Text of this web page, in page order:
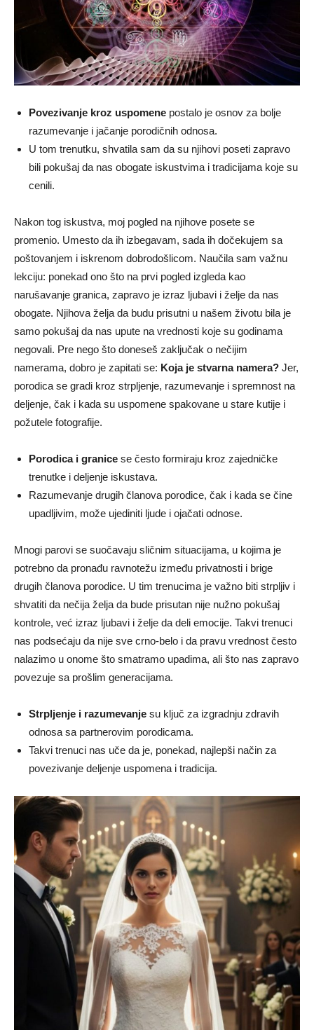
Povezivanje kroz uspomene postalo je osnov za bolje
razumevanje i jačanje porodičnih odnosa.
U tom trenutku, shvatila sam da su njihovi poseti zapravo
bili pokušaj da nas obogate iskustvima i tradicijama koje su
cenili.
Nakon tog iskustva, moj pogled na njihove posete se
promenio. Umesto da ih izbegavam, sada ih dočekujem sa
poštovanjem i iskrenom dobrodošlicom. Naučila sam važnu
lekciju: ponekad ono što na prvi pogled izgleda kao
narušavanje granica, zapravo je izraz ljubavi i želje da nas
obogate. Njihova želja da budu prisutni u našem životu bila je
samo pokušaj da nas upute na vrednosti koje su godinama
negovali. Pre nego što doneseš zaključak o nečijim
namerama, dobro je zapitati se: Koja je stvarna namera? Jer,
porodica se gradi kroz strpljenje, razumevanje i spremnost na
deljenje, čak i kada su uspomene spakovane u stare kutije i
požutele fotografije.
Porodica i granice se često formiraju kroz zajedničke
trenutke i deljenje iskustava.
Razumevanje drugih članova porodice, čak i kada se čine
upadljivim, može ujediniti ljude i ojačati odnose.
Mnogi parovi se suočavaju sličnim situacijama, u kojima je
potrebno da pronađu ravnotežu između privatnosti i brige
drugih članova porodice. U tim trenucima je važno biti strpljiv i
shvatiti da nečija želja da bude prisutan nije nužno pokušaj
kontrole, već izraz ljubavi i želje da deli emocije. Takvi trenuci
nas podsećaju da nije sve crno-belo i da pravu vrednost često
nalazimo u onome što smatramo upadima, ali što nas zapravo
povezuje sa prošlim generacijama.
Strpljenje i razumevanje su ključ za izgradnju zdravih
odnosa sa partnerovim porodicama.
Takvi trenuci nas uče da je, ponekad, najlepši način za
povezivanje deljenje uspomena i tradicija.